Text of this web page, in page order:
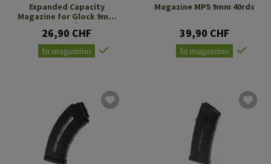
Expanded Capacity
Magazine for Glock 9mm
17+2rds
26,90 CHF
In magazzino
Magazine MP5 9mm 40rds
39,90 CHF
In magazzino